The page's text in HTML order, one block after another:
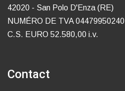
42020 - San Polo D'Enza (RE)
NUMÉRO DE TVA 04479950240
C.S. EURO 52.580,00 i.v.
Contact